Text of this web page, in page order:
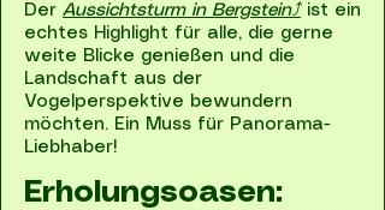
Der Aussichtsturm in Bergstein⤴ist ein
echtes Highlight für alle, die gerne
weite Blicke genießen und die
Landschaft aus der
Vogelperspektive bewundern
möchten. Ein Muss für Panorama-
Liebhaber!
Erholungsoasen: